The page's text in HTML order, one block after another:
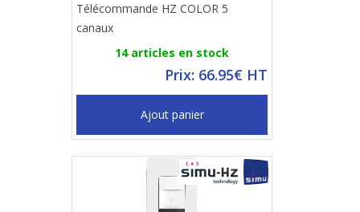
Télécommande HZ COLOR 5
canaux
14 articles en stock
Prix: 66.95€ HT
Ajout panier